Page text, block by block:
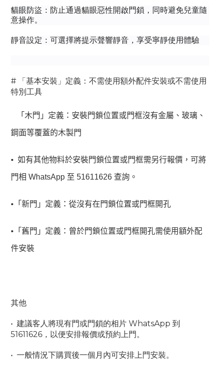
貓眼防盜：防止通過貓眼惡性開啟門鎖，同時避免兒童隨
意操作。
靜音設定：可選擇將提示聲響靜音，享受寧靜使用體驗
# 「基本安裝」定義：不需使用額外配件安裝或不需使用
特別工具
「木門」定義：安裝門鎖位置或門框沒有金屬、玻璃、
鋼面等覆蓋的木製門
• 如有其他物料於安裝門鎖位置或門框需另行報價，可將
門相 WhatsApp 至 51611626 查詢。
•「新門」定義：從沒有在門鎖位置或門框開孔
•「舊門」定義：曾於門鎖位置或門框開孔需使用額外配
件安裝
其他
•  建議客人將現有門或門鎖的相片 WhatsApp 到
51611626，以便安排報價或預約上門。
•  一般情況下購買後一個月內可安排上門安裝。